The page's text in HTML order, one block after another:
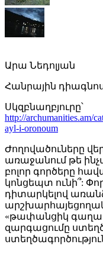
Արա Նեդոլյան
Հանրային
Սկզբնաղբյուրը՝
http://archumanities.am/
ayl-i-oronoum
Ժողովածուները
առաջանում թե
բոլոր գործերը
կոնցեպտ ունի՞:
դիտարկելով
«թափանցիկ
զարգացումը